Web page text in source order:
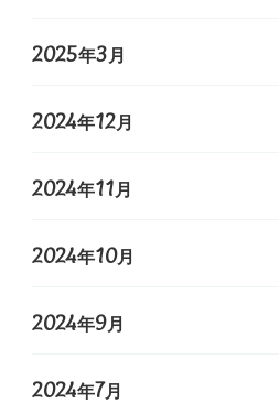
2025年3月
2024年12月
2024年11月
2024年10月
2024年9月
2024年7月